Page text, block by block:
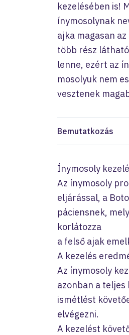
kezelésében is!
ínymosolynak
ajka magasan
több rész
lenne, ezért az
mosolyuk nem
vesztenek
Bemutatkozás
Ínymosoly
Az ínymosoly
eljárással, a
páciensnek,
korlátozza
a felső ajak
A kezelés
Az ínymosoly
azonban a
ismétlést
elvégezni.
A kezelést